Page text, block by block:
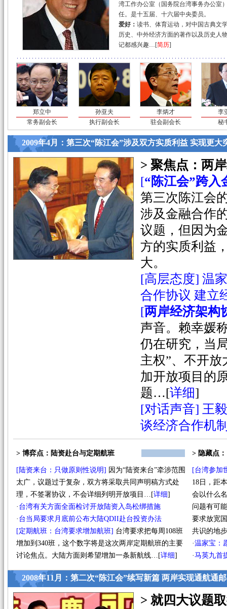
互赠|海基会
花絮| 陈江“
12月21日 海
海基会| 江丙
共识|
两会
印象|台媒：
安保| 马英九
反应|台湾民
湾工作办公室（国务院台湾事务办公室
任。是十五届、十六届中央委员。
爱好： 读书、体育运动，对中国古典文
历史、中外经济方面的著作以及历史人
记都感兴趣…[简历]
郑立中
常务副会长
孙亚夫
执行副会长
李炳才
驻会副会长
李
秘
2009年4月：第三次“陈江会”涉及双方实质利益 实现更大
> 聚焦点：两
[“陈江会”跨入
第三次陈江会
涉及金融合作
议题，但因为
方的实质利益
大。
[高层态度] 温
合作协议 建立
[两岸经济架构
声音。赖幸媛
仍在研究，当
主权”、不开
加开放项目的
题…[详细]
[对话声音] 王
谈经济合作机
> 博弈点：陆资赴台与定期航班 > 隐藏点
[陆资来台：只做原则性说明] 因为“陆资来台”牵涉范围
太广，议题过于复杂，双方将采取共同声明稿方式处
理，不签署协议，不会详细列明开放项目… [详细]
· 台湾有关方面全面检讨开放陆资入岛松绑措施
· 台当局要求月底前公布大陆QDII赴台投资办法
[定期航班：台湾要求增加航班] 台湾要求把每周108班
增加到340班，这个数字将是这次两岸定期航班的主要
讨论焦点。大陆方面则希望增加一条新航线… [详细]
[台湾参加
18日，距
会以什么
问题有可
要求放宽
共识的地
·温家宝：
·马英九首
2008年11月：第二次“陈江会”续写新篇 两岸实现通航通邮
> 就四大议题